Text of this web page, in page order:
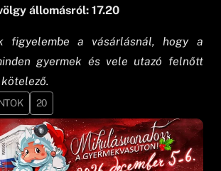
állomásról: 17.20
figyelembe a vásárlásnál, hogy a
gyermek és vele utazó felnőtt
20